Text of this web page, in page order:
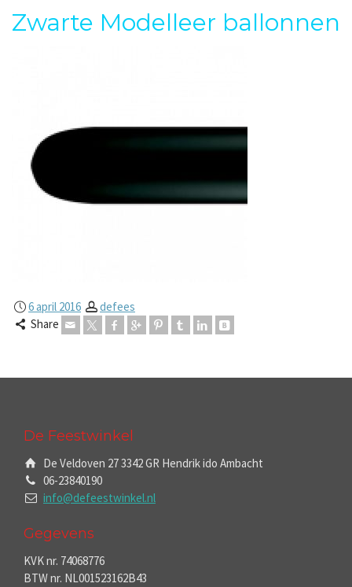
Zwarte Modelleer ballonnen
6 april 2016
defees
Share
De Feestwinkel
De Veldoven 27 3342 GR Hendrik ido Ambacht
06-23840190
info@defeestwinkel.nl
Gegevens
KVK nr. 74068776
BTW nr. NL001523162B43